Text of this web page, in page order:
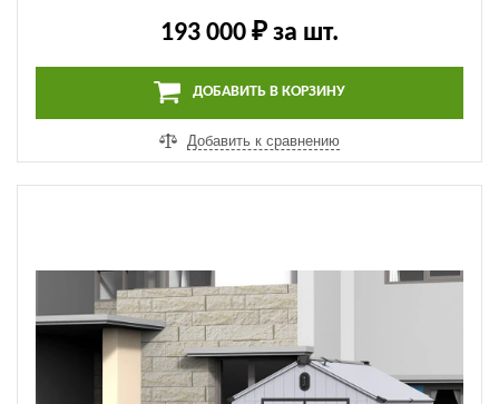
193 000 ₽ за шт.
ДОБАВИТЬ В КОРЗИНУ
Добавить к сравнению